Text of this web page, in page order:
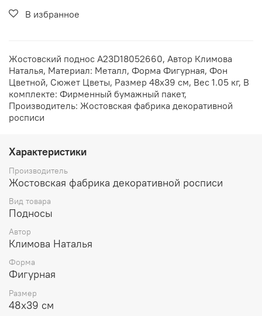
В избранное
Жостовский поднос A23D18052660, Автор Климова
Наталья, Материал: Металл, Форма Фигурная, Фон
Цветной, Сюжет Цветы, Размер 48х39 см, Вес 1.05 кг, В
комплекте: Фирменный бумажный пакет,
Производитель: Жостовская фабрика декоративной
росписи
Характеристики
Производитель
Жостовская фабрика декоративной росписи
Вид товара
Подносы
Автор
Климова Наталья
Форма
Фигурная
Размер
48х39 см